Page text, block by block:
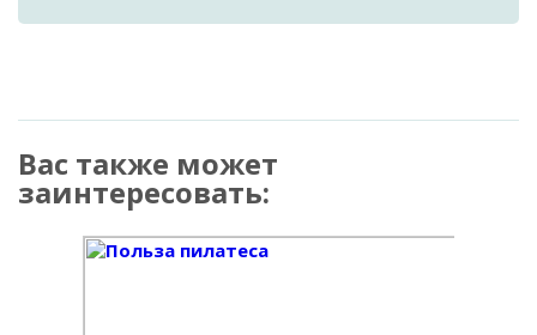
Вас также может
заинтересовать: